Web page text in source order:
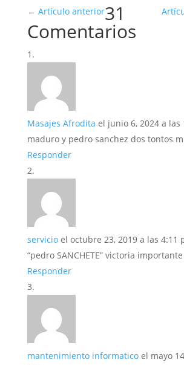
← Artículo anterior31
Comentarios
Masajes Afrodita el junio 6, 2024 a las
maduro y pedro sanchez dos tontos
Responder
servicio el octubre 23, 2019 a las 4:11
“pedro SANCHETE” victoria
Responder
mantenimiento informatico el mayo